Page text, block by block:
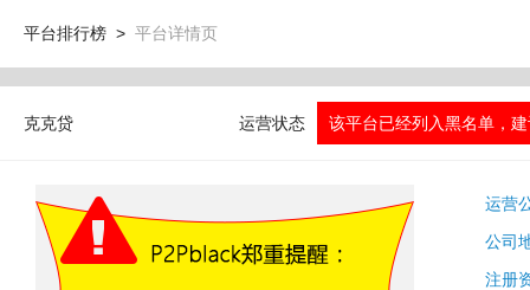
平台排行榜 > 平台详情页
克克贷 运营状态 该平台已经列入黑名单，
运营
公司
注册